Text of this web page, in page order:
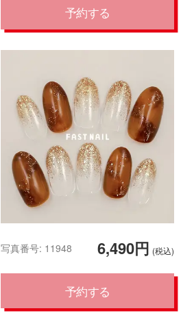
予約する
6,490円 (税込)
写真番号: 11948
予約する